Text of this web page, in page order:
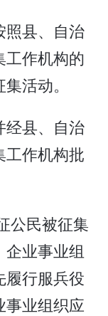
照县、自治
工作机构的
活动。
经县、自治
工作机构批
公民被征集
业事业组
履行服兵役
事业组织应